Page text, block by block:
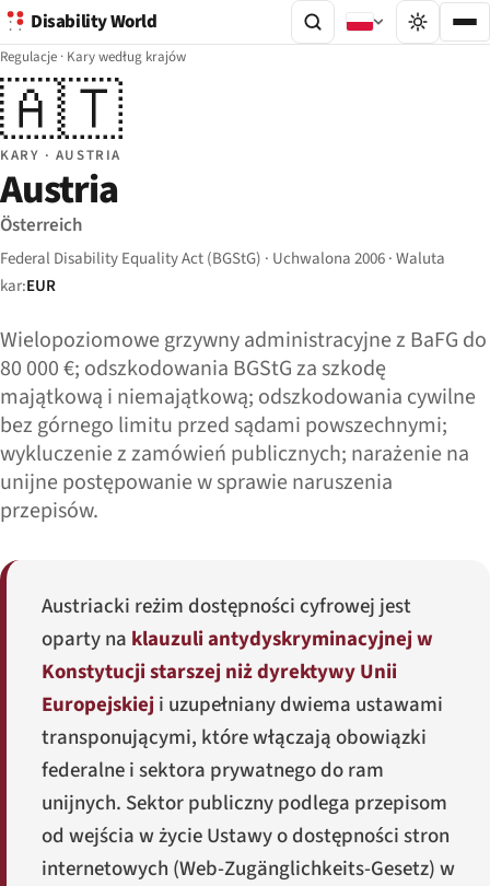
Disability World
Regulacje · Kary według krajów
🇦🇹
KARY · AUSTRIA
Austria
Österreich
Federal Disability Equality Act (BGStG) · Uchwalona 2006 · Waluta
kar:EUR
Wielopoziomowe grzywny administracyjne z BaFG do
80 000 €; odszkodowania BGStG za szkodę
majątkową i niemajątkową; odszkodowania cywilne
bez górnego limitu przed sądami powszechnymi;
wykluczenie z zamówień publicznych; narażenie na
unijne postępowanie w sprawie naruszenia
przepisów.
Austriacki reżim dostępności cyfrowej jest
oparty na klauzuli antydyskryminacyjnej w
Konstytucji starszej niż dyrektywy Unii
Europejskieji uzupełniany dwiema ustawami
transponującymi, które włączają obowiązki
federalne i sektora prywatnego do ram
unijnych. Sektor publiczny podlega przepisom
od wejścia w życie Ustawy o dostępności stron
internetowych (Web-Zugänglichkeits-Gesetz) w